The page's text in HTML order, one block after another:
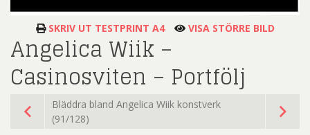
SKRIV UT TESTPRINT A4 VISA STÖRRE BILD
Angelica Wiik –
Casinosviten – Portfölj
Bläddra bland Angelica Wiik konstverk
(91/128)